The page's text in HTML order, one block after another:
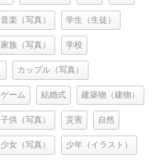
音楽（写真） 学生（生徒）
家族（写真） 学校
カップル（写真）
ゲーム 結婚式 建築物（建物）
子供（写真） 災害 自然
少女（写真） 少年（イラスト）